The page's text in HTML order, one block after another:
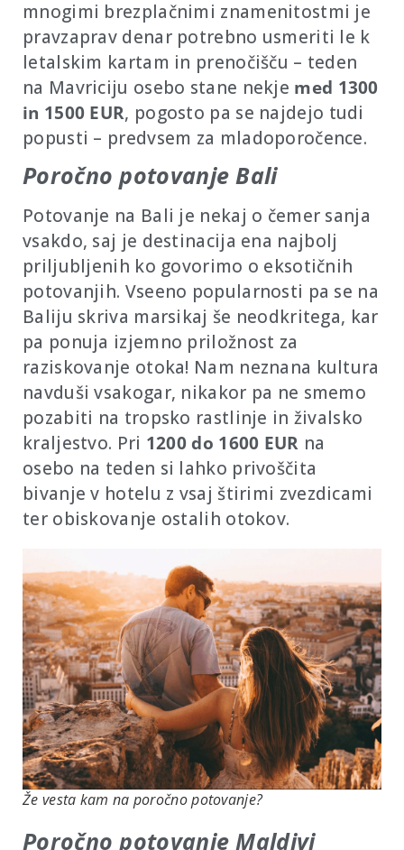
mnogimi brezplačnimi znamenitostmi je
pravzaprav denar potrebno usmeriti le k
letalskim kartam in prenočišču – teden
na Mavriciju osebo stane nekje med 1300
in 1500 EUR, pogosto pa se najdejo tudi
popusti – predvsem za mladoporočence.
Poročno potovanje Bali
Potovanje na Bali je nekaj o čemer sanja
vsakdo, saj je destinacija ena najbolj
priljubljenih ko govorimo o eksotičnih
potovanjih. Vseeno popularnosti pa se na
Baliju skriva marsikaj še neodkritega, kar
pa ponuja izjemno priložnost za
raziskovanje otoka! Nam neznana kultura
navduši vsakogar, nikakor pa ne smemo
pozabiti na tropsko rastlinje in živalsko
kraljestvo. Pri 1200 do 1600 EUR na
osebo na teden si lahko privoščita
bivanje v hotelu z vsaj štirimi zvezdicami
ter obiskovanje ostalih otokov.
Že vesta kam na poročno potovanje?
Poročno potovanje Maldivi